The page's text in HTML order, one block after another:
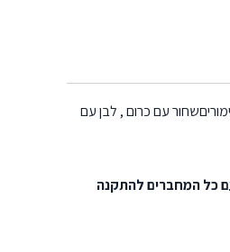
מגיע ב-3 גימוריםשחור עם כרום , לבן עם
כל המחברים להתקנה